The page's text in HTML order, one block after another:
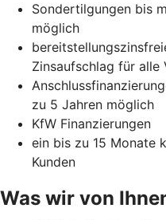
Sondertilgungen bis
möglich
Zinsaufschlag für alle
zu 5 Jahren möglich
KfW Finanzierungen
ein bis zu 15 Monate
Kunden
Was wir von